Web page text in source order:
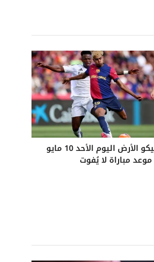
كلاسيكو الأرض اليوم الأحد 10 مايو